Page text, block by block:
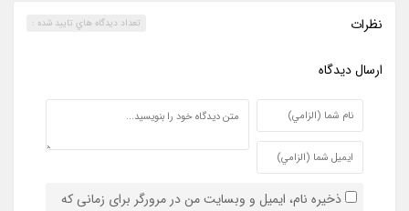
نظرات تعداد ديدگاه هاي تاييد شده :
ارسال ديدگاه
ذخیره نام، ایمیل و وبسایت من در مرورگر برای زمانی که